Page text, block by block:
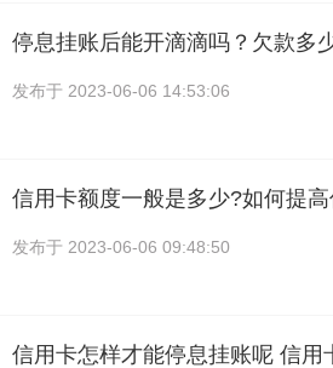
停息挂账后能开滴滴吗？欠款多
发布于 2023-06-06 14:53:06
信用卡额度一般是多少?如何提
发布于 2023-06-06 09:48:50
信用卡怎样才能停息挂账呢 信用